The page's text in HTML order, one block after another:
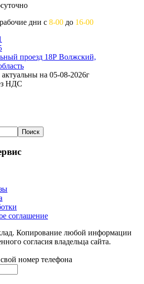
дни с 8-00 до 16-00
проезд 18Р Волжский,
на 05-08-2026г
НДС
Поиск
соглашение
Копирование любой информации
согласия владельца сайта.
номер телефона